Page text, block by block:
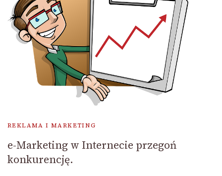
REKLAMA I MARKETING
e-Marketing w Internecie przegoń
konkurencję.